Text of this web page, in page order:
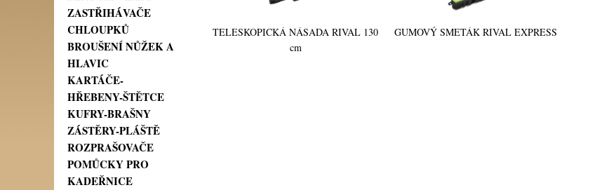
ZASTŘIHÁVAČE
CHLOUPKŮ
BROUŠENÍ NŮŽEK A
HLAVIC
KARTÁČE-
HŘEBENY-ŠTĚTCE
KUFRY-BRAŠNY
ZÁSTĚRY-PLÁŠTĚ
ROZPRAŠOVAČE
POMŮCKY PRO
KADEŘNICE
TELESKOPICKÁ NÁSADA RIVAL 130
cm
GUMOVÝ SMETÁK RIVAL EXPRESS